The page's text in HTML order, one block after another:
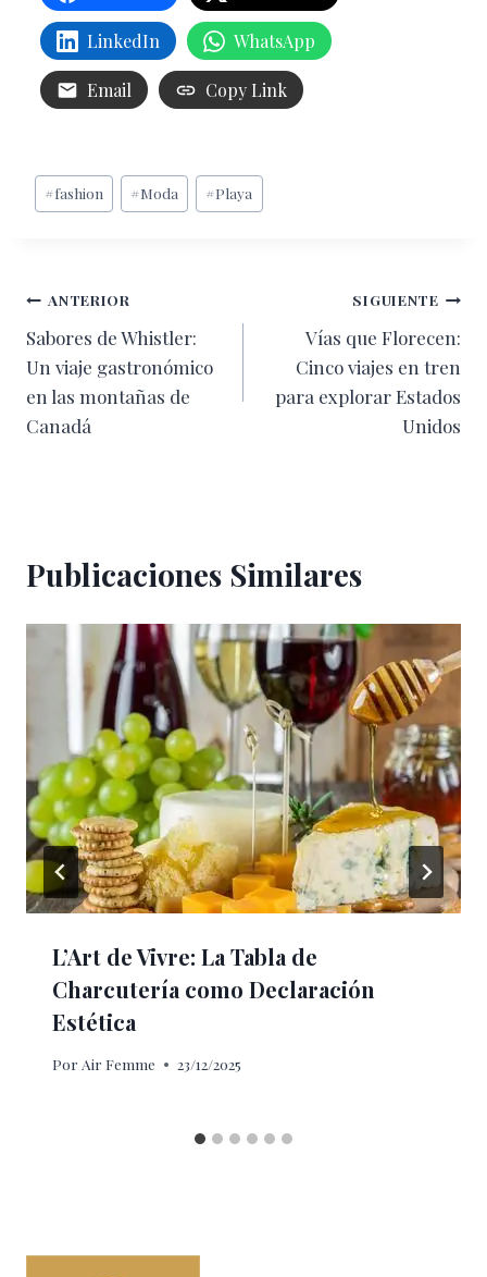
LinkedIn WhatsApp
Email Copy Link
Etiquetas
de
#fashion #Moda #Playa
Navegación
de
entradas
ANTERIOR
Sabores de Whistler:
Un viaje gastronómico
en las montañas de
Canadá
SIGUIENTE
Vías que Florecen:
Cinco viajes en tren
para explorar Estados
Unidos
Publicaciones Similares
L’Art de Vivre: La Tabla de
Charcutería como Declaración
Estética
Por Air Femme 23/12/2025